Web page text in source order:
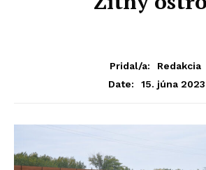
Pridal/a:
Redakcia
Date:
15. júna 2023